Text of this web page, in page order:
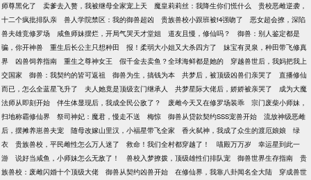
师尊黑化了
卖爹去入赘，我被继母全家宠上天 魔皇莉莉丝：我降生你们慌什么
贵校恶雌逆袭，
十二个疯批排队亲
兽人学院禁区：我的御兽超凶 贵族兽校小跟班被f4强吻了
恶女超会撩，深陷
兽夫雄竞修罗场
咸鱼师妹摆烂，开局气哭天才堂姐 道友且慢，修仙吗？
御兽：别人鉴定都是
骗，你开神兽
重生后长公主只想种田 报！柔弱大小姐又大杀四方了
妹宝有灵泉，种田带飞修真
界
凶兽饲养指南 重生之尊神女王 假千金去卖鱼？全球海鲜都是她的
穿越兽世后，我妈把我上
交国家
御兽：我契约的皆可返祖 御兽为生，搞钱为本 共梦后，被顶级凶兽们亲哭了
直播修仙
而已，怎么全蓝星飞升了
夫人她竟是顶级玄门继承人 共梦星际大佬后，娇娇被亲哭了
成为大魔
法师从即刻开始
伴生体显现后，我成全民公敌了？ 废雌今天又在修罗场装乖
宗门废柴小师妹，
扫地称霸修仙界
祭司神妃：魔君，慢走不送 梅惊 御兽从贷款契约SSS宠兽开始
流放神级恶雌
后，摆摊养崽兽夫宠
随母改嫁山里汉，小福星带飞全家 香火弑神，我成了众生的渡厄娘娘
绿
衣
贵族兽校，平民雌性怎么万人迷了 救命！我们全村都穿越了！ 喵殿万万岁
幸运星到此一
游
说好当咸鱼，小师妹怎么无敌了！ 兽校入梦撩拨，顶级雄性们排队宠 御兽世界生存指南
贵
族兽校：废雌闪婚十个顶级大佬
御兽从契约凶兽开始 在修仙界，我靠八卦闻名全大陆
穿成兽世